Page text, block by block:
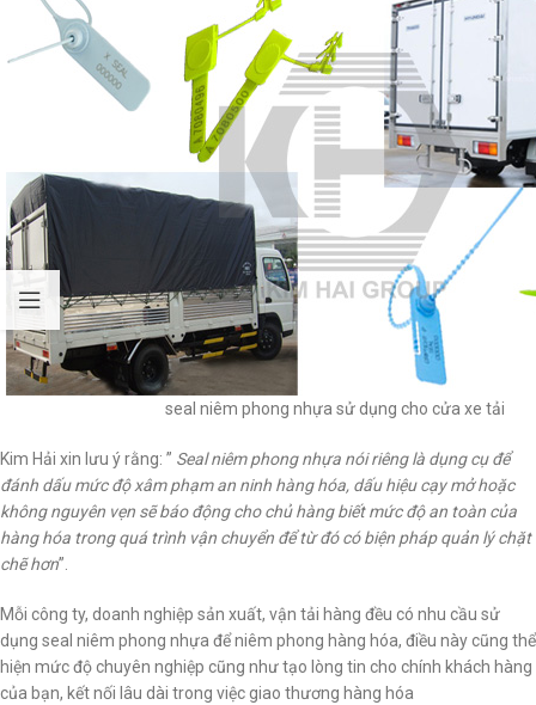
seal niêm phong nhựa sử dụng cho cửa xe tải
Kim Hải xin lưu ý rằng: ” Seal niêm phong nhựa nói riêng là dụng cụ để
đánh dấu mức độ xâm phạm an ninh hàng hóa, dấu hiệu cạy mở hoặc
không nguyên vẹn sẽ báo động cho chủ hàng biết mức độ an toàn của
hàng hóa trong quá trình vận chuyển để từ đó có biện pháp quản lý chặt
chẽ hơn”.
Mỗi công ty, doanh nghiệp sản xuất, vận tải hàng đều có nhu cầu sử
dụng seal niêm phong nhựa để niêm phong hàng hóa, điều này cũng thể
hiện mức độ chuyên nghiệp cũng như tạo lòng tin cho chính khách hàng
của bạn, kết nối lâu dài trong việc giao thương hàng hóa